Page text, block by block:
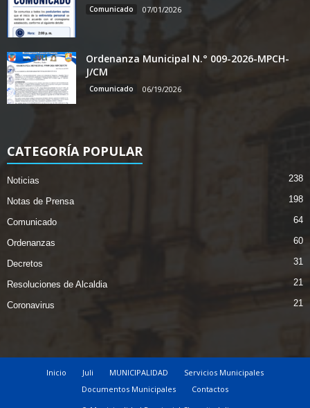
Comunicado 07/01/2026
Ordenanza Municipal N.° 009-2026-MPCH-
J/CM
Comunicado 06/19/2026
CATEGORÍA POPULAR
Noticias 238
Notas de Prensa 198
Comunicado 64
Ordenanzas 60
Decretos 31
Resoluciones de Alcaldia 21
Coronavirus 21
Inicio Juli MUNICIPALIDAD
Servicios Municipales
Documentos Municipales
Contactos